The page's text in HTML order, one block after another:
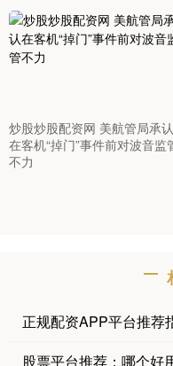
炒股炒股配资网 美航管局承认
在客机“掉门”事件前对波音监
不力
正规配资APP平台推荐
股票平台推荐：哪个好